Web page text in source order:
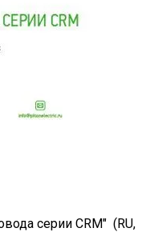
серии CRM" (RU,